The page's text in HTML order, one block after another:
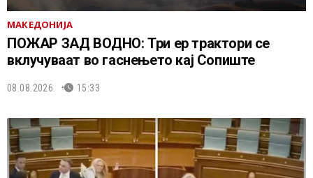
МАКЕДОНИЈА
ПОЖАР ЗАД ВОДНО: Три ер трактори се
вклучуваат во гаснењето кај Сопиште
08.08.2026. 15:33